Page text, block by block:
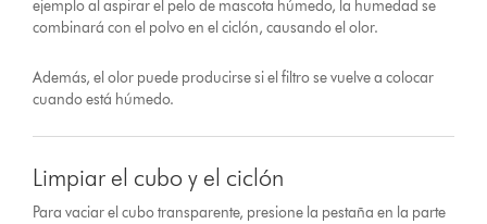
ejemplo al aspirar el pelo de mascota húmedo, la humedad se
combinará con el polvo en el ciclón, causando el olor.
Además, el olor puede producirse si el filtro se vuelve a colocar
cuando está húmedo.
Limpiar el cubo y el ciclón
Para vaciar el cubo transparente, presione la pestaña en la parte